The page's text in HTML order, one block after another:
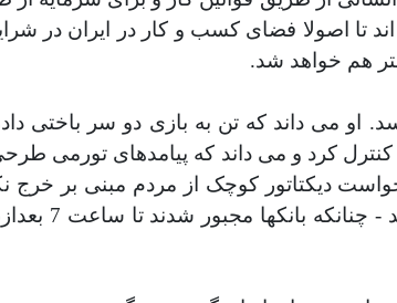
تا اصولا فضای کسب و کار در ايران در
هم خواهد شد.
او می داند که تن به بازی دو سر باختی
کرد و می داند که پيامدهای تورمی
ديکتاتور کوچک از مردم مبنی بر
طويلی که